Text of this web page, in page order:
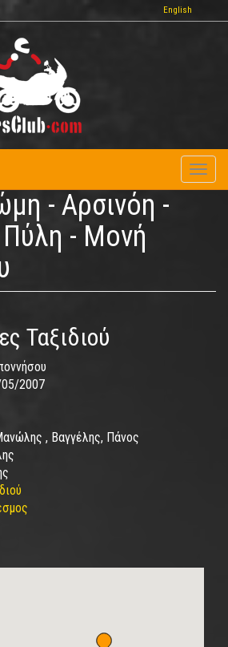
English
- Αρσινόη -
- Μονή
Ταξιδιού
2007
, Βαγγέλης, Πάνος